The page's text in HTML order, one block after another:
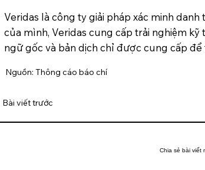
Veridas là công ty giải pháp xác minh
của mình, Veridas cung cấp trải nghiệm
ngữ gốc và bản dịch chỉ được cung cấp để
Nguồn: Thông cáo báo chí
Bài viết trước
Chia sẻ bài viết